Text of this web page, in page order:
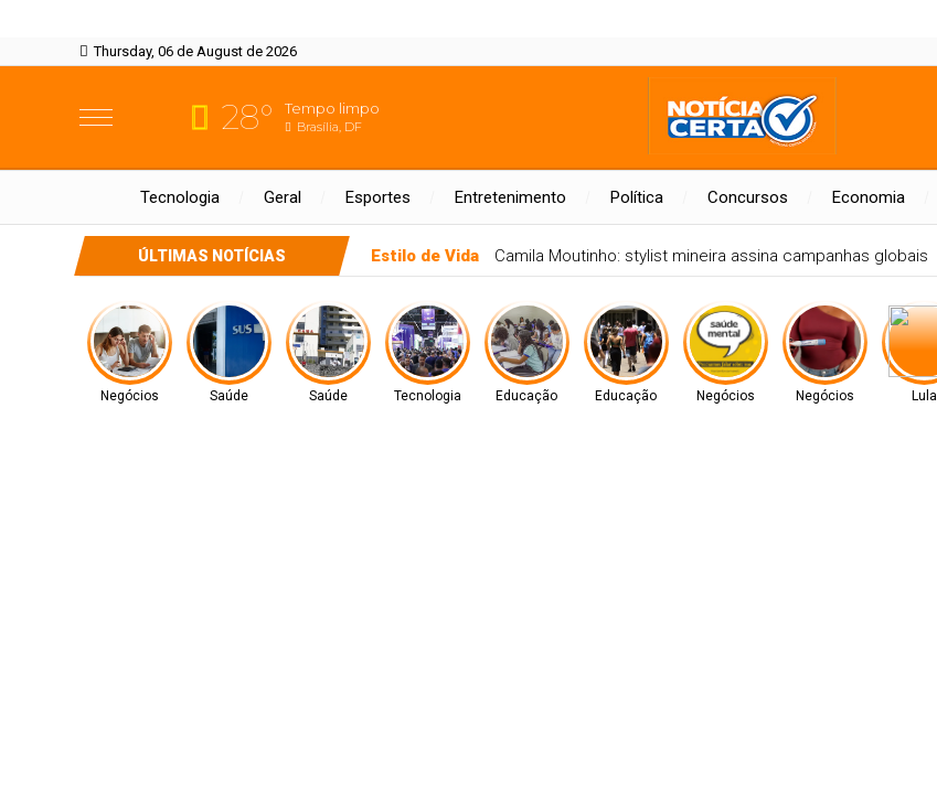
Thursday, 06 de August de 2026
28° Tempo limpo
Brasília, DF
Tecnologia Geral Esportes Entretenimento Política Concursos Economia
ÚLTIMAS NOTÍCIAS Estilo de Vida Camila Moutinho: stylist mineira assina campanhas globais
Negócios Saúde Saúde Tecnologia Educação Educação Negócios Negócios Lula